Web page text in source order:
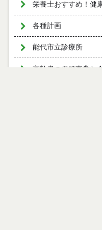
栄養士おすすめ！健
各種計画
能代市立診療所
高齢者の保健事業と